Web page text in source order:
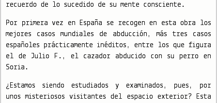
recuerdo de lo sucedido de su mente consciente.
Por primera vez en España se recogen en esta obra los
mejores casos mundiales de abducción, más tres casos
españoles prácticamente inéditos, entre los que figura
el de Julio F., el cazador abducido con su perro en
Soria.
¿Estamos siendo estudiados y examinados, pues, por
unos misteriosos visitantes del espacio exterior? Esta